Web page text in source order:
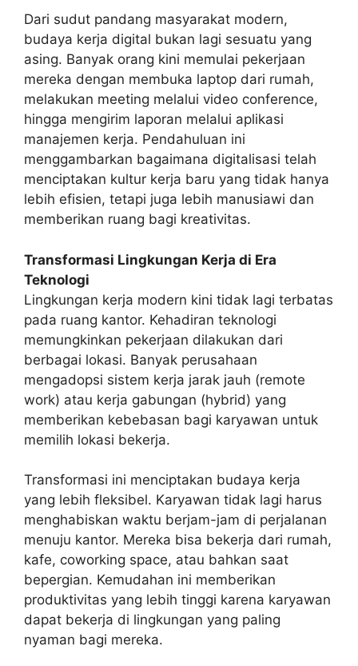
Dari sudut pandang masyarakat modern,
budaya kerja digital bukan lagi sesuatu yang
asing. Banyak orang kini memulai pekerjaan
mereka dengan membuka laptop dari rumah,
melakukan meeting melalui video conference,
hingga mengirim laporan melalui aplikasi
manajemen kerja. Pendahuluan ini
menggambarkan bagaimana digitalisasi telah
menciptakan kultur kerja baru yang tidak hanya
lebih efisien, tetapi juga lebih manusiawi dan
memberikan ruang bagi kreativitas.
Transformasi Lingkungan Kerja di Era
Teknologi
Lingkungan kerja modern kini tidak lagi terbatas
pada ruang kantor. Kehadiran teknologi
memungkinkan pekerjaan dilakukan dari
berbagai lokasi. Banyak perusahaan
mengadopsi sistem kerja jarak jauh (remote
work) atau kerja gabungan (hybrid) yang
memberikan kebebasan bagi karyawan untuk
memilih lokasi bekerja.
Transformasi ini menciptakan budaya kerja
yang lebih fleksibel. Karyawan tidak lagi harus
menghabiskan waktu berjam-jam di perjalanan
menuju kantor. Mereka bisa bekerja dari rumah,
kafe, coworking space, atau bahkan saat
bepergian. Kemudahan ini memberikan
produktivitas yang lebih tinggi karena karyawan
dapat bekerja di lingkungan yang paling
nyaman bagi mereka.